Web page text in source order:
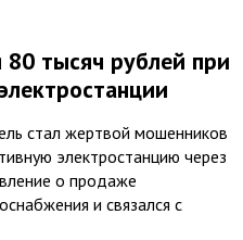
тысяч рублей при
стал жертвой мошенников
электростанцию через
о продаже
и связался с